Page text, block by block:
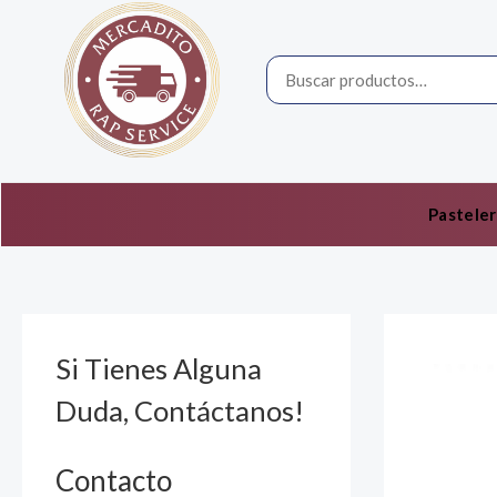
contenido
Si Tienes Alguna
Duda, Contáctanos!
Contacto